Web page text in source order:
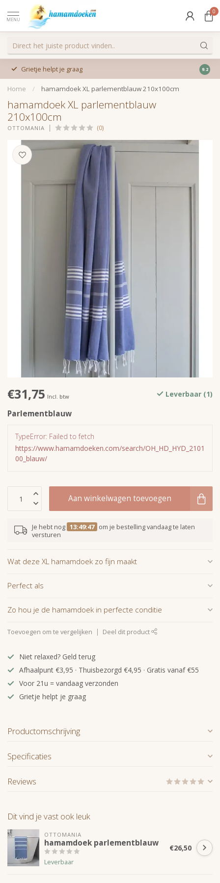
MENU
0
Grietje helpt je graag 9.2
Home / hamamdoek XL parlementblauw 210x100cm
hamamdoek XL parlementblauw
210x100cm
OTTOMANIA (0)
€31,75 Incl. btw Leverbaar (1)
Parlementblauw
TypeError: Failed to fetch
https://www.hamamdoeken.com/search/OH_HD_HYD_2101
00_blauw/
Aan winkelwagen toevoegen
Je hebt nog 13:49:46 om je bestelling vandaag te laten
versturen
Wat deze XL hamamdoek zo fijn maakt
Perfect als
Zo hou je de hamamdoek in perfecte conditie
Toevoegen om te vergelijken Deel dit product
Niet relaxed? Geld terug
Afhaalpunt €3,95 · Thuisbezorgd €4,95 · Gratis vanaf €55
Voor 21u = vandaag verzonden
Grietje helpt je graag
Productomschrijving
Specificaties
Reviews
Dit vind je vast ook leuk
OTTOMANIA
hamamdoek parlementblauw
Leverbaar
€26,50